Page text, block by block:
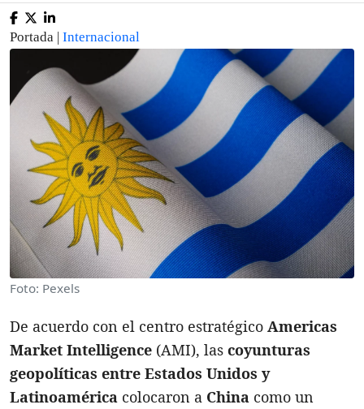
Portada | Internacional
Foto: Pexels
De acuerdo con el centro estratégico Americas
Market Intelligence (AMI), las coyunturas
geopolíticas entre Estados Unidos y
Latinoamérica colocaron a China como un